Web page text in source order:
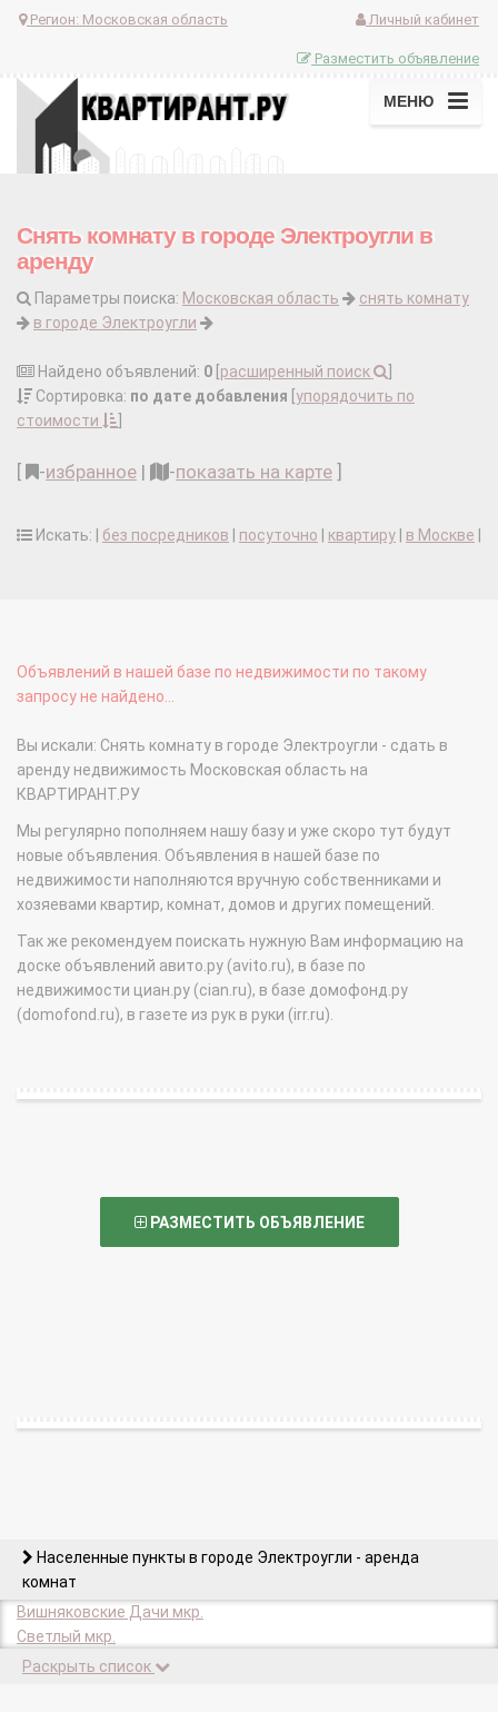
Регион: Московская область Личный кабинет
Разместить объявление
МЕНЮ
Снять комнату в городе Электроугли в
аренду
Параметры поиска: Московская область
снять комнату
в городе Электроугли
Найдено объявлений: 0 расширенный поиск
Сортировка: по дате добавления упорядочить по
стоимости
-избранное | -показать на карте
Искать: | без посредников посуточно квартиру в Москве
Объявлений в нашей базе по недвижимости по такому
запросу не найдено...
Вы искали: Снять комнату в городе Электроугли - сдать в
аренду недвижимость Московская область на
КВАРТИРАНТ.РУ
Мы регулярно пополняем нашу базу и уже скоро тут будут
новые объявления. Объявления в нашей базе по
недвижимости наполняются вручную собственниками и
хозяевами квартир, комнат, домов и других помещений.
Так же рекомендуем поискать нужную Вам информацию на
доске объявлений авито.ру (avito.ru), в базе по
недвижимости циан.ру (cian.ru), в базе домофонд.ру
(domofond.ru), в газете из рук в руки (irr.ru).
РАЗМЕСТИТЬ ОБЪЯВЛЕНИЕ
Населенные пункты в городе Электроугли - аренда
комнат
Вишняковские Дачи мкр.
Светлый мкр.
Раскрыть список